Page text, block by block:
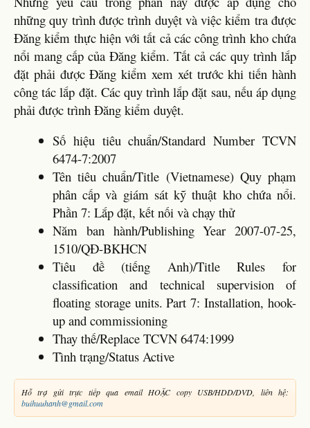
những quy trình được trình duyệt và việc kiểm tra được
Đăng kiểm thực hiện với tất cả các công trình kho chứa
nổi mang cấp của Đăng kiểm. Tất cả các quy trình lắp
đặt phải được Đăng kiểm xem xét trước khi tiến hành
công tác lắp đặt. Các quy trình lắp đặt sau, nếu áp dụng
phải được trình Đăng kiểm duyệt.
Số hiệu tiêu chuẩn/Standard Number TCVN
6474-7:2007
Tên tiêu chuẩn/Title (Vietnamese) Quy phạm
phân cấp và giám sát kỹ thuật kho chứa nổi.
Phần 7: Lắp đặt, kết nối và chạy thử
Năm ban hành/Publishing Year 2007-07-25,
1510/QĐ-BKHCN
Tiêu đề (tiếng Anh)/Title Rules for
classification and technical supervision of
floating storage units. Part 7: Installation, hook-
up and commissioning
Thay thế/Replace TCVN 6474:1999
Tình trạng/Status Active
Hỗ trợ gửi trực tiếp qua email HOẶC copy USB/HDD/DVD, liên hệ:
buihuuhanh@gmail.com